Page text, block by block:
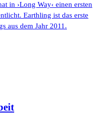
in ›Long Way‹ einen ersten
Earthling ist das erste
aus dem Jahr 2011.